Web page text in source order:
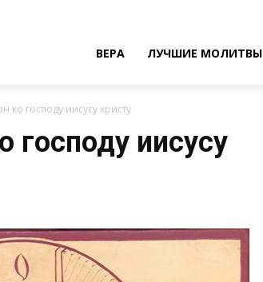
ВЕРА ЛУЧШИЕ МОЛИТВЫ
ко господу иисусу христу
господу иисусу